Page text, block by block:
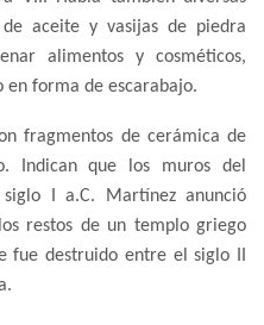
aceite y vasijas de piedra
alimentos y cosméticos,
forma de escarabajo.
fragmentos de cerámica de
Indican que los muros del
I a.C. Martínez anunció
restos de un templo griego
fue destruido entre el siglo II